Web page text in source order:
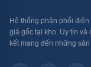
Hệ thống phân phối
giá gốc tại kho. Uy tín
kết mang đến những